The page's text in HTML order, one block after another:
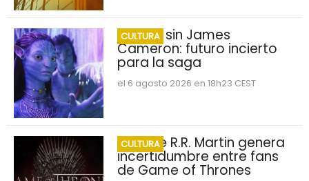
CULTURA
Avatar sin James
Cameron: futuro incierto
para la saga
el 6 agosto 2026 en 18h23 CEST
CULTURA
George R.R. Martin genera
incertidumbre entre fans
de Game of Thrones